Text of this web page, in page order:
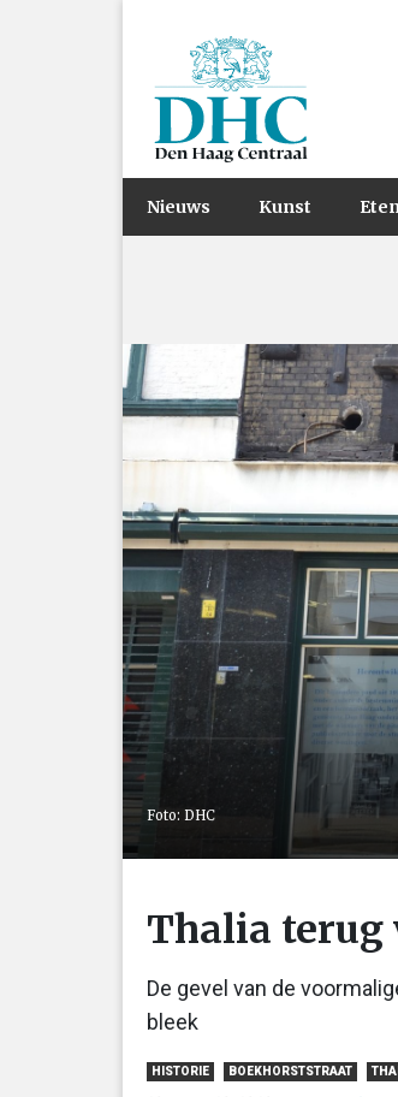
Nieuws Kunst
Foto: DHC
Thalia terug
De gevel van de
bleek
HISTORIE BOEKHORSTSTRAAT